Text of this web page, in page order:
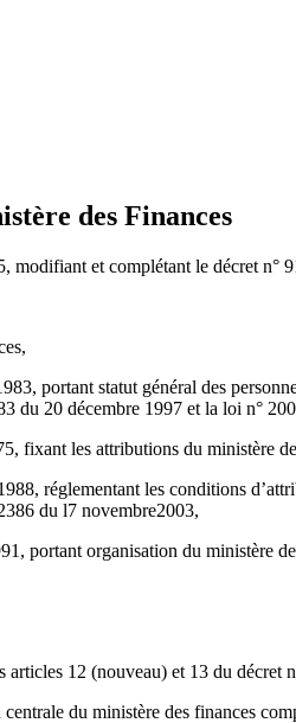
des Finances
modifiant et complétant le décret
portant statut général des
du 20 décembre 1997 et la loi n°
fixant les attributions du ministère
réglementant les conditions
du l7 novembre2003,
portant organisation du ministère
articles 12 (nouveau) et 13 du décret
du ministère des finances